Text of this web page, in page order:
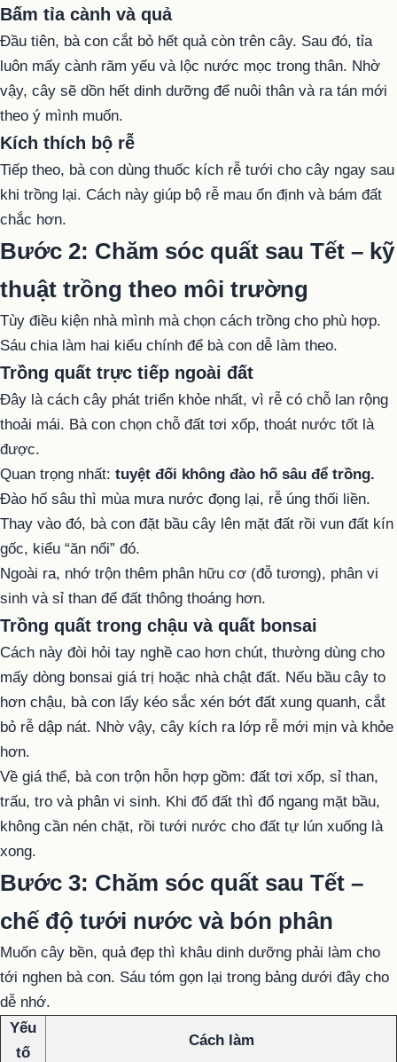
Bấm tỉa cành và quả
Đầu tiên, bà con cắt bỏ hết quả còn trên cây. Sau đó, tỉa
luôn mấy cành răm yếu và lộc nước mọc trong thân. Nhờ
vậy, cây sẽ dồn hết dinh dưỡng để nuôi thân và ra tán mới
theo ý mình muốn.
Kích thích bộ rễ
Tiếp theo, bà con dùng thuốc kích rễ tưới cho cây ngay sau
khi trồng lại. Cách này giúp bộ rễ mau ổn định và bám đất
chắc hơn.
Bước 2: Chăm sóc quất sau Tết – kỹ
thuật trồng theo môi trường
Tùy điều kiện nhà mình mà chọn cách trồng cho phù hợp.
Sáu chia làm hai kiểu chính để bà con dễ làm theo.
Trồng quất trực tiếp ngoài đất
Đây là cách cây phát triển khỏe nhất, vì rễ có chỗ lan rộng
thoải mái. Bà con chọn chỗ đất tơi xốp, thoát nước tốt là
được.
Quan trọng nhất: tuyệt đối không đào hố sâu để trồng.
Đào hố sâu thì mùa mưa nước đọng lại, rễ úng thối liền.
Thay vào đó, bà con đặt bầu cây lên mặt đất rồi vun đất kín
gốc, kiểu “ăn nổi” đó.
Ngoài ra, nhớ trộn thêm phân hữu cơ (đỗ tương), phân vi
sinh và sỉ than để đất thông thoáng hơn.
Trồng quất trong chậu và quất bonsai
Cách này đòi hỏi tay nghề cao hơn chút, thường dùng cho
mấy dòng bonsai giá trị hoặc nhà chật đất. Nếu bầu cây to
hơn chậu, bà con lấy kéo sắc xén bớt đất xung quanh, cắt
bỏ rễ dập nát. Nhờ vậy, cây kích ra lớp rễ mới mịn và khỏe
hơn.
Về giá thể, bà con trộn hỗn hợp gồm: đất tơi xốp, sỉ than,
trấu, tro và phân vi sinh. Khi đổ đất thì đổ ngang mặt bầu,
không cần nén chặt, rồi tưới nước cho đất tự lún xuống là
xong.
Bước 3: Chăm sóc quất sau Tết –
chế độ tưới nước và bón phân
Muốn cây bền, quả đẹp thì khâu dinh dưỡng phải làm cho
tới nghen bà con. Sáu tóm gọn lại trong bảng dưới đây cho
dễ nhớ.
Yếu
tố
Cách làm